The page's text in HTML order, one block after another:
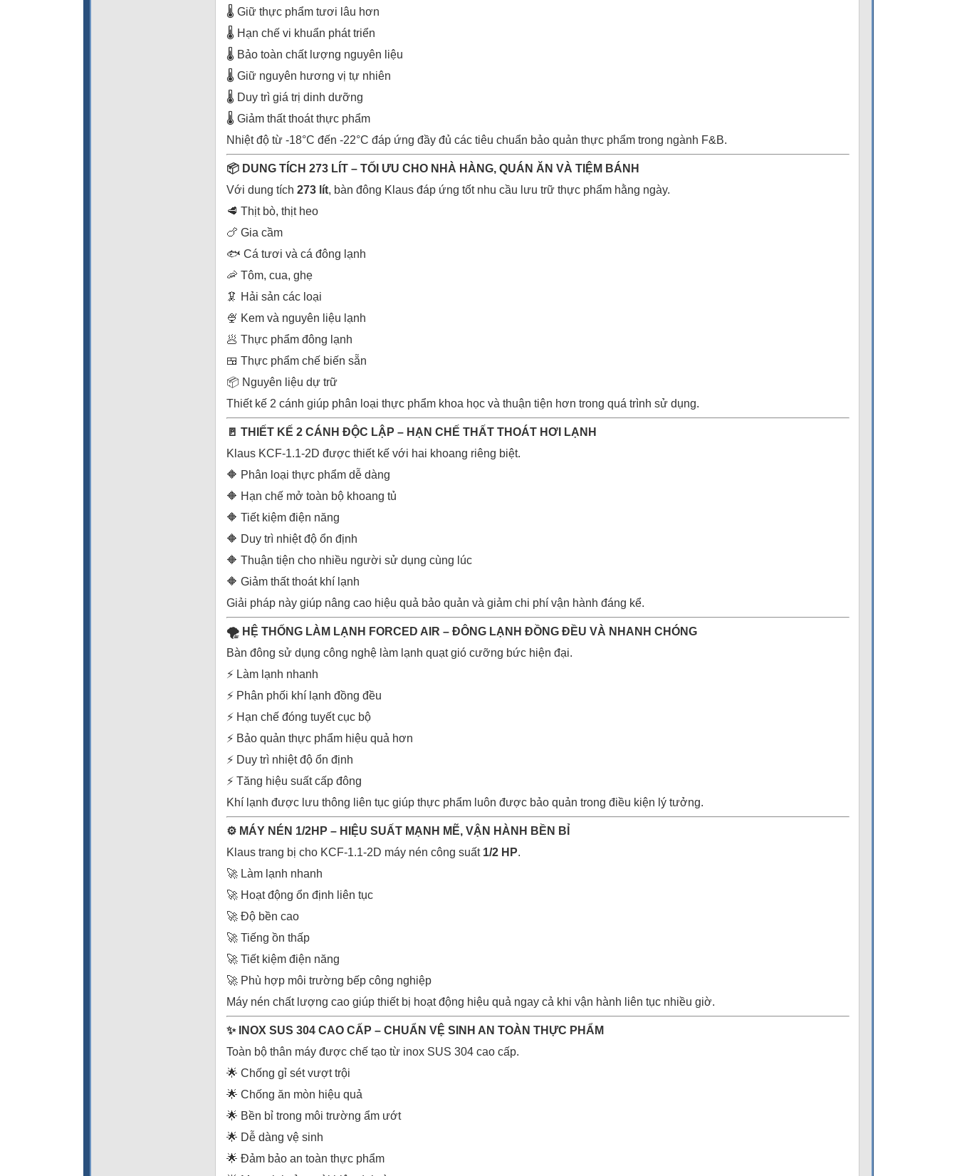
🌡️ Giữ thực phẩm tươi lâu hơn
🌡️ Hạn chế vi khuẩn phát triển
🌡️ Bảo toàn chất lượng nguyên liệu
🌡️ Giữ nguyên hương vị tự nhiên
🌡️ Duy trì giá trị dinh dưỡng
🌡️ Giảm thất thoát thực phẩm
Nhiệt độ từ -18°C đến -22°C đáp ứng đầy đủ các tiêu chuẩn bảo quản thực phẩm trong ngành F&B.
📦 DUNG TÍCH 273 LÍT – TỐI ƯU CHO NHÀ HÀNG, QUÁN ĂN VÀ TIỆM BÁNH
Với dung tích 273 lít, bàn đông Klaus đáp ứng tốt nhu cầu lưu trữ thực phẩm hằng ngày.
🥩 Thịt bò, thịt heo
🍗 Gia cầm
🐟 Cá tươi và cá đông lạnh
🦐 Tôm, cua, ghẹ
🦑 Hải sản các loại
🍨 Kem và nguyên liệu lạnh
🥟 Thực phẩm đông lạnh
🍱 Thực phẩm chế biến sẵn
📦 Nguyên liệu dự trữ
Thiết kế 2 cánh giúp phân loại thực phẩm khoa học và thuận tiện hơn trong quá trình sử dụng.
🚪 THIẾT KẾ 2 CÁNH ĐỘC LẬP – HẠN CHẾ THẤT THOÁT HƠI LẠNH
Klaus KCF-1.1-2D được thiết kế với hai khoang riêng biệt.
🔶 Phân loại thực phẩm dễ dàng
🔶 Hạn chế mở toàn bộ khoang tủ
🔶 Tiết kiệm điện năng
🔶 Duy trì nhiệt độ ổn định
🔶 Thuận tiện cho nhiều người sử dụng cùng lúc
🔶 Giảm thất thoát khí lạnh
Giải pháp này giúp nâng cao hiệu quả bảo quản và giảm chi phí vận hành đáng kể.
🌪️ HỆ THỐNG LÀM LẠNH FORCED AIR – ĐÔNG LẠNH ĐỒNG ĐỀU VÀ NHANH CHÓNG
Bàn đông sử dụng công nghệ làm lạnh quạt gió cưỡng bức hiện đại.
⚡ Làm lạnh nhanh
⚡ Phân phối khí lạnh đồng đều
⚡ Hạn chế đóng tuyết cục bộ
⚡ Bảo quản thực phẩm hiệu quả hơn
⚡ Duy trì nhiệt độ ổn định
⚡ Tăng hiệu suất cấp đông
Khí lạnh được lưu thông liên tục giúp thực phẩm luôn được bảo quản trong điều kiện lý tưởng.
⚙️ MÁY NÉN 1/2HP – HIỆU SUẤT MẠNH MẼ, VẬN HÀNH BỀN BỈ
Klaus trang bị cho KCF-1.1-2D máy nén công suất 1/2 HP.
🚀 Làm lạnh nhanh
🚀 Hoạt động ổn định liên tục
🚀 Độ bền cao
🚀 Tiếng ồn thấp
🚀 Tiết kiệm điện năng
🚀 Phù hợp môi trường bếp công nghiệp
Máy nén chất lượng cao giúp thiết bị hoạt động hiệu quả ngay cả khi vận hành liên tục nhiều giờ.
✨ INOX SUS 304 CAO CẤP – CHUẨN VỆ SINH AN TOÀN THỰC PHẨM
Toàn bộ thân máy được chế tạo từ inox SUS 304 cao cấp.
🌟 Chống gỉ sét vượt trội
🌟 Chống ăn mòn hiệu quả
🌟 Bền bỉ trong môi trường ẩm ướt
🌟 Dễ dàng vệ sinh
🌟 Đảm bảo an toàn thực phẩm